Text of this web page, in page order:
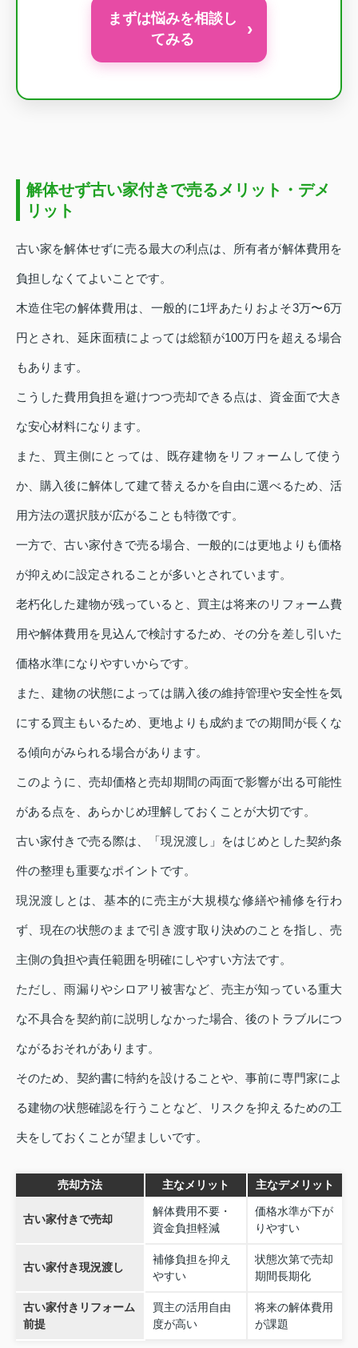
まずは悩みを相談し
てみる
›
解体せず古い家付きで売るメリット・デメ
リット
古い家を解体せずに売る最大の利点は、所有者が解体費用を
負担しなくてよいことです。
木造住宅の解体費用は、一般的に1坪あたりおよそ3万〜6万
円とされ、延床面積によっては総額が100万円を超える場合
もあります。
こうした費用負担を避けつつ売却できる点は、資金面で大き
な安心材料になります。
また、買主側にとっては、既存建物をリフォームして使う
か、購入後に解体して建て替えるかを自由に選べるため、活
用方法の選択肢が広がることも特徴です。
一方で、古い家付きで売る場合、一般的には更地よりも価格
が抑えめに設定されることが多いとされています。
老朽化した建物が残っていると、買主は将来のリフォーム費
用や解体費用を見込んで検討するため、その分を差し引いた
価格水準になりやすいからです。
また、建物の状態によっては購入後の維持管理や安全性を気
にする買主もいるため、更地よりも成約までの期間が長くな
る傾向がみられる場合があります。
このように、売却価格と売却期間の両面で影響が出る可能性
がある点を、あらかじめ理解しておくことが大切です。
古い家付きで売る際は、「現況渡し」をはじめとした契約条
件の整理も重要なポイントです。
現況渡しとは、基本的に売主が大規模な修繕や補修を行わ
ず、現在の状態のままで引き渡す取り決めのことを指し、売
主側の負担や責任範囲を明確にしやすい方法です。
ただし、雨漏りやシロアリ被害など、売主が知っている重大
な不具合を契約前に説明しなかった場合、後のトラブルにつ
ながるおそれがあります。
そのため、契約書に特約を設けることや、事前に専門家によ
る建物の状態確認を行うことなど、リスクを抑えるための工
夫をしておくことが望ましいです。
売却方法 主なメリット 主なデメリット
古い家付きで売却
解体費用不要・
資金負担軽減
価格水準が下が
りやすい
古い家付き現況渡し
補修負担を抑え
やすい
状態次第で売却
期間長期化
古い家付きリフォーム
前提
買主の活用自由
度が高い
将来の解体費用
が課題